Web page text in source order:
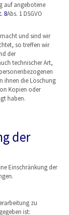
auf angebotene
8Abs. 1 DSGVO
und sind wir
so treffen wir
der
technischer Art,
ihnen die Löschung
Kopien oder
haben.
der
Einschränkung der
zu
ist: